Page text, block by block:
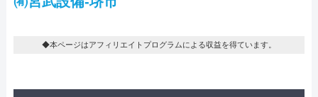
◆本ページはアフィリエイトプログラムによる収益を得ています。